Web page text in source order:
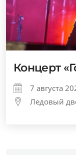
Концерт
7 августа
Ледовый